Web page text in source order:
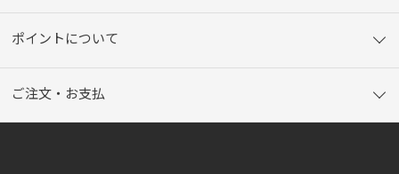
ポイントについて
ご注文・お支払